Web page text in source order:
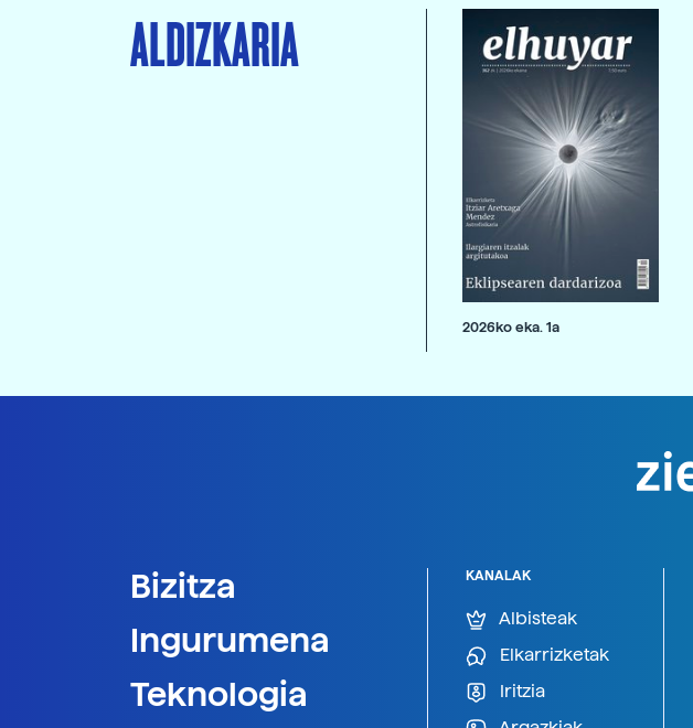
ALDIZKARIA
2026ko eka. 1a
Bizitza
Ingurumena
Teknologia
KANALAK
Albisteak
Elkarrizketak
Iritzia